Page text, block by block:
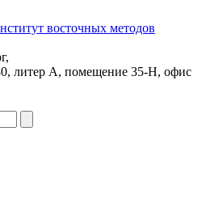
восточных методов
литер А, помещение 35-Н, офис